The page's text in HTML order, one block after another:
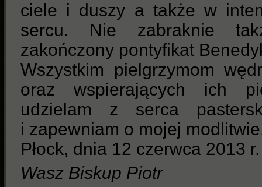
ciele i duszy a także w
sercu. Nie zabraknie
zakończony pontyfikat
Wszystkim pielgrzymom
oraz wspierających ich
udzielam z serca
i zapewniam o mojej
Płock, dnia 12 czerwca 2013 r.
Wasz Biskup Piotr